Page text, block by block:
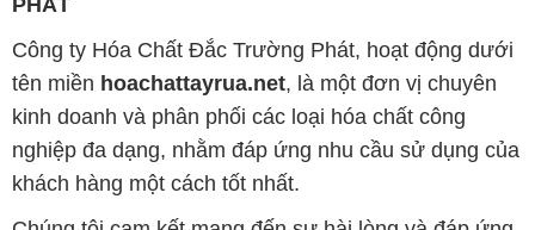
khách hàng một cách tốt nhất.
Chúng tôi cam kết mang đến sự hài lòng và đáp ứng
mọi nhu cầu của khách hàng với tiêu chí hàng đầu.
Chúng tôi cung cấp những sản phẩm hóa chất với
chất lượng cao và giá thành hợp lý, đáp ứng các yêu
cầu khắt khe của khách hàng.